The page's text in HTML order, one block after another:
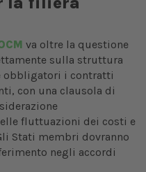
va oltre la questione
sulla struttura
obbligatori i contratti
con una clausola di
fluttuazioni dei costi e
Stati membri dovranno
negli accordi